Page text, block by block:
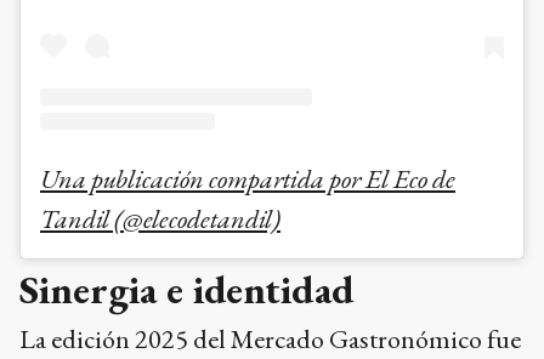
Una publicación compartida por El Eco de
Tandil (@elecodetandil)
Sinergia e identidad
La edición 2025 del Mercado Gastronómico fue